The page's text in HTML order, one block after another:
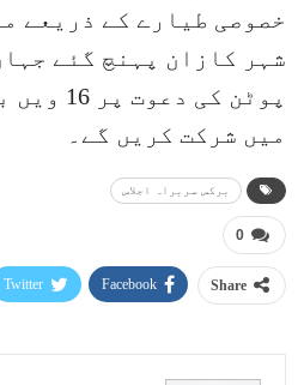
خصوصی طیارے کے ذریعے
شہر کازان پہنچ گئے
پوٹن کی
میں شرکت کریں گے۔
برکس سربراہ اجلاس
0
Share
Facebook
Twitter